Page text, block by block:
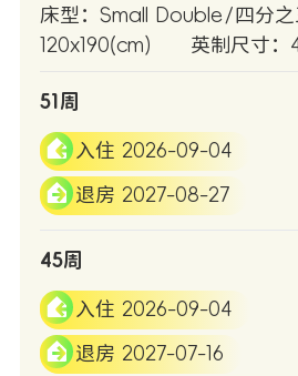
床型：Small Double/四分之
120x190(cm)
英制尺寸：
51周
入住 2026-09-04
退房 2027-08-27
45周
入住 2026-09-04
退房 2027-07-16